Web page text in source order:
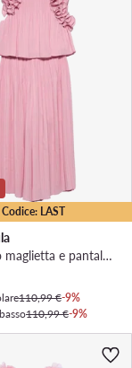
LAST
Completo maglietta e pantaloni · Rosa
110,99 €-9%
110,99 €-9%